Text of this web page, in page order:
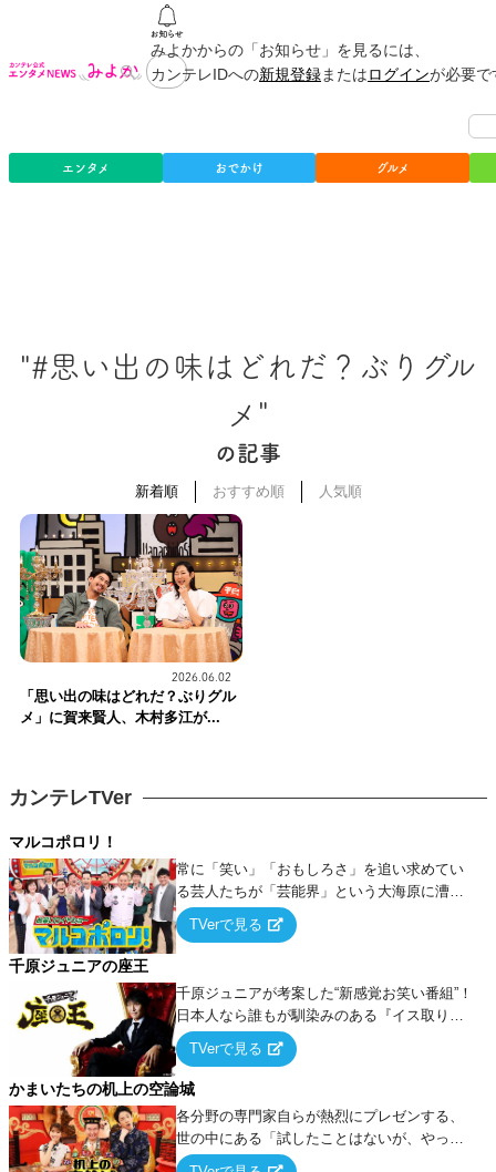
みよかからの「お知らせ」を見るには、
カンテレIDへの新規登録またはログインが必要
エンタメ おでかけ グルメ
"#思い出の味はどれだ？ぶりグル
メ"
の記事
新着順 おすすめ順 人気順
2026.06.02
「思い出の味はどれだ？ぶりグル
メ」に賀来賢人、木村多江が...
カンテレTVer
マルコポロリ！
常に「笑い」「おもしろさ」を追い求めてい
る芸人たちが「芸能界」という大海原に漕ぎ
出でて、新たなオモシロ人間を発掘する！
TVerで見る
千原ジュニアの座王
千原ジュニアが考案した“新感覚お笑い番組”！
日本人なら誰もが馴染みのある『イス取りゲ
ーム』をベースに、大喜利・ギャグ・モノボ
ケ・歌…など様々なお題で芸人がショートネ
タを競い合う！
TVerで見る
かまいたちの机上の空論城
各分野の専門家自らが熱烈にプレゼンする、
世の中にある「試したことはないが、やって
みたらこうなる！…ハズ」という“机上の空